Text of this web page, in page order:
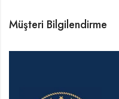
Müşteri Bilgilendirme